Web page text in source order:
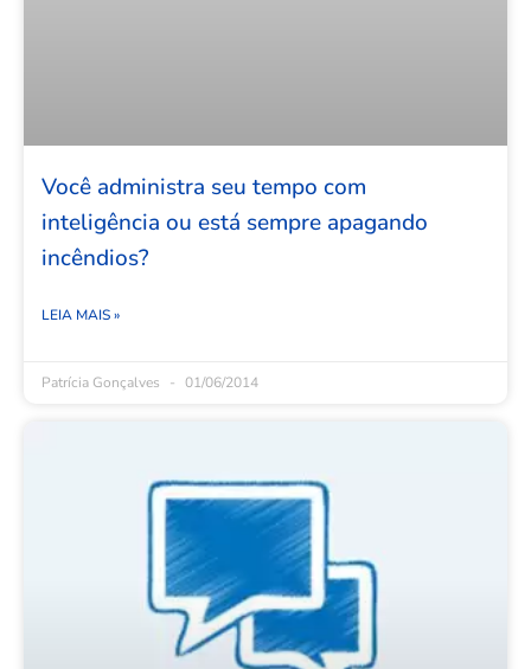
Você administra seu tempo com
inteligência ou está sempre apagando
incêndios?
LEIA MAIS »
Patrícia Gonçalves 01/06/2014